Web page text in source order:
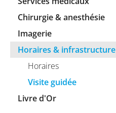
Chirurgie & anesthésie
Imagerie
Horaires & infrastructure
Horaires
Visite guidée
Livre d'Or